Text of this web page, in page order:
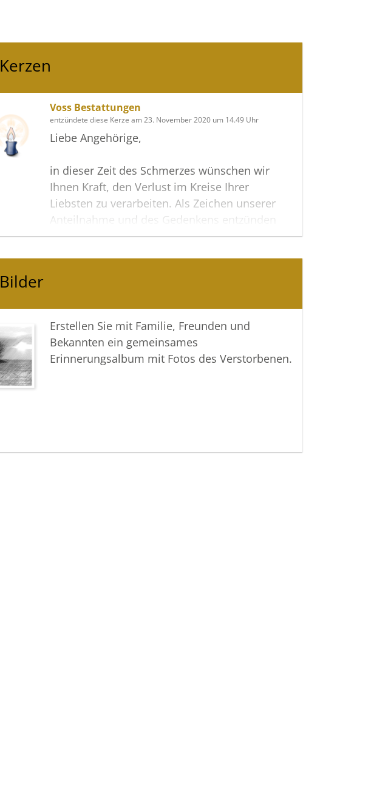
Kerzen
Voss Bestattungen
entzündete diese Kerze am 23. November 2020 um 14.49 Uhr
Liebe Angehörige,
in dieser Zeit des Schmerzes wünschen wir
Ihnen Kraft, den Verlust im Kreise Ihrer
Liebsten zu verarbeiten. Als Zeichen unserer
Anteilnahme und des Gedenkens entzünden
wir dieses erste Licht.
In aufrichtiger Verbundenheit
Ihre Voss Bestattungen
Bilder
Erstellen Sie mit Familie, Freunden und
Bekannten ein gemeinsames
Erinnerungsalbum mit Fotos des Verstorbenen.